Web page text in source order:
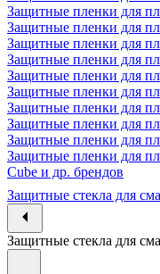
Защитные пленки для
Защитные пленки для
Защитные пленки для
Защитные пленки для
Защитные пленки для
Защитные пленки для
Защитные пленки для
Защитные пленки для
Защитные пленки для
Защитные пленки для
Cube и др. брендов
Защитные стекла для
Защитные стекла для